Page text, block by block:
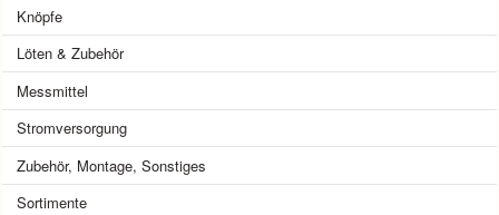
Knöpfe
Löten & Zubehör
Messmittel
Stromversorgung
Zubehör, Montage, Sonstiges
Sortimente